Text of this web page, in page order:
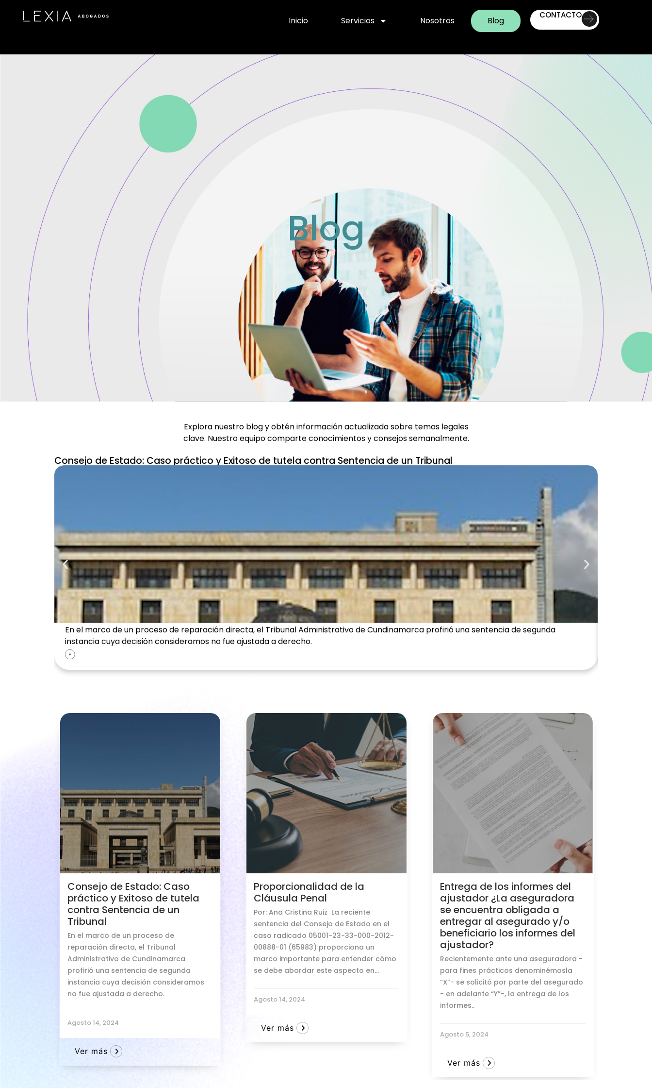
Inicio Servicios Nosotros Blog
CONTACTO
Blog
Explora nuestro blog y obtén información actualizada sobre temas legales
clave. Nuestro equipo comparte conocimientos y consejos semanalmente.
Consejo de Estado: Caso práctico y Exitoso de tutela contra Sentencia de un Tribunal
En el marco de un proceso de reparación directa, el Tribunal Administrativo de Cundinamarca profirió una sentencia de segunda
instancia cuya decisión consideramos no fue ajustada a derecho.
Consejo de Estado: Caso
práctico y Exitoso de tutela
contra Sentencia de un
Tribunal
En el marco de un proceso de
reparación directa, el Tribunal
Administrativo de Cundinamarca
profirió una sentencia de segunda
instancia cuya decisión consideramos
no fue ajustada a derecho.
Agosto 14, 2024
Ver más
Proporcionalidad de la
Cláusula Penal
Por: Ana Cristina Ruiz La reciente
sentencia del Consejo de Estado en el
caso radicado 05001-23-33-000-2012-
00888-01 (65983) proporciona un
marco importante para entender cómo
se debe abordar este aspecto en...
Agosto 14, 2024
Ver más
Entrega de los informes del
ajustador ¿La aseguradora
se encuentra obligada a
entregar al asegurado y/o
beneficiario los informes del
ajustador?
Recientemente ante una aseguradora -
para fines prácticos denominémosla
“X”- se solicitó por parte del asegurado
- en adelante “Y”-, la entrega de los
informes..
Agosto 5, 2024
Ver más